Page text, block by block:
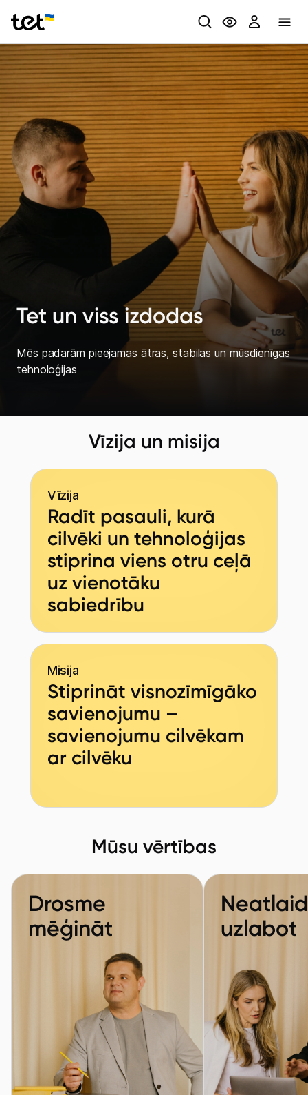
Privātpersonām Biznesam
Mobilais internets 15,99 €
Apskati piedāvājumu
Tet un viss izdodas
Mēs padarām pieejamas ātras, stabilas un mūsdienīgas
tehnoloģijas
Vīzija un misija
Vīzija
Radīt pasauli, kurā
cilvēki un tehnoloģijas
stiprina viens otru ceļā
uz vienotāku
sabiedrību
Misija
Stiprināt visnozīmīgāko
savienojumu –
savienojumu cilvēkam
ar cilvēku
Mūsu vērtības
Drosme
mēģināt
uzlabot